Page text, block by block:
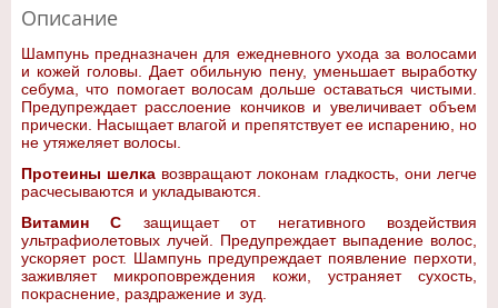
Описание
Шампунь предназначен для ежедневного ухода за волосами
и кожей головы. Дает обильную пену, уменьшает выработку
себума, что помогает волосам дольше оставаться чистыми.
Предупреждает расслоение кончиков и увеличивает объем
прически. Насыщает влагой и препятствует ее испарению, но
не утяжеляет волосы.
Протеины шелка возвращают локонам гладкость, они легче
расчесываются и укладываются.
Витамин С защищает от негативного воздействия
ультрафиолетовых лучей. Предупреждает выпадение волос,
ускоряет рост. Шампунь предупреждает появление перхоти,
заживляет микроповреждения кожи, устраняет сухость,
покраснение, раздражение и зуд.